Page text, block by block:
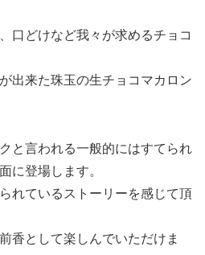
口どけなど我々が求めるチョコ
出来た珠玉の生チョコマカロン
と言われる一般的にはすてられ
に登場します。
れているストーリーを感じて頂
香として楽しんでいただけま